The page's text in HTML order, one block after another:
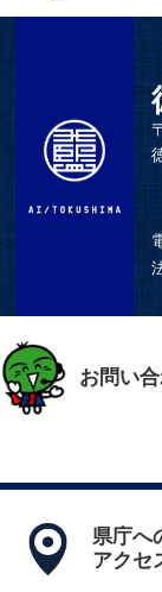
お問い
県庁へ
アクセ